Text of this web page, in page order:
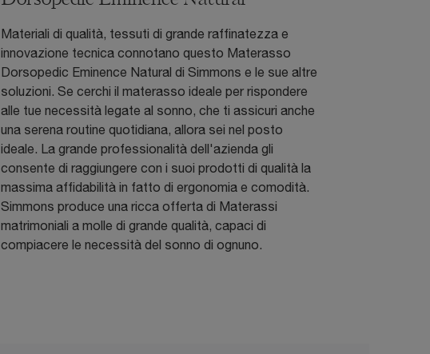
Materiali di qualità, tessuti di grande raffinatezza e
innovazione tecnica connotano questo Materasso
Dorsopedic Eminence Natural di Simmons e le sue altre
soluzioni. Se cerchi il materasso ideale per rispondere
alle tue necessità legate al sonno, che ti assicuri anche
una serena routine quotidiana, allora sei nel posto
ideale. La grande professionalità dell'azienda gli
consente di raggiungere con i suoi prodotti di qualità la
massima affidabilità in fatto di ergonomia e comodità.
Simmons produce una ricca offerta di Materassi
matrimoniali a molle di grande qualità, capaci di
compiacere le necessità del sonno di ognuno.